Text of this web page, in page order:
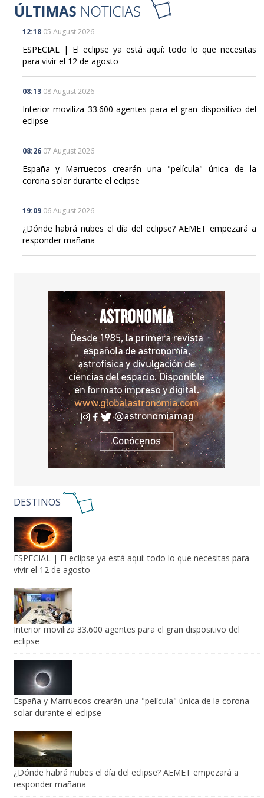
05 August 2026
ESPECIAL | El eclipse ya está aquí: todo lo que necesitas
para vivir el 12 de agosto
08 August 2026
Interior moviliza 33.600 agentes para el gran dispositivo del
eclipse
07 August 2026
España y Marruecos crearán una "película" única de la
corona solar durante el eclipse
06 August 2026
¿Dónde habrá nubes el día del eclipse? AEMET empezará a
responder mañana
DESTINOS
ESPECIAL | El eclipse ya está aquí: todo lo que necesitas para
vivir el 12 de agosto
Interior moviliza 33.600 agentes para el gran dispositivo del
eclipse
España y Marruecos crearán una "película" única de la corona
solar durante el eclipse
¿Dónde habrá nubes el día del eclipse? AEMET empezará a
responder mañana